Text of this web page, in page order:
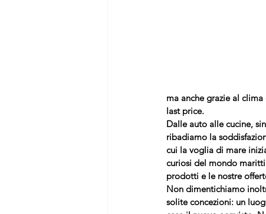
ma anche grazie al
last price.
Dalle auto alle cucine,
ribadiamo la
cui la voglia di mare
curiosi del mondo
prodotti e le nostre
Non dimentichiamo
solite concezioni: un